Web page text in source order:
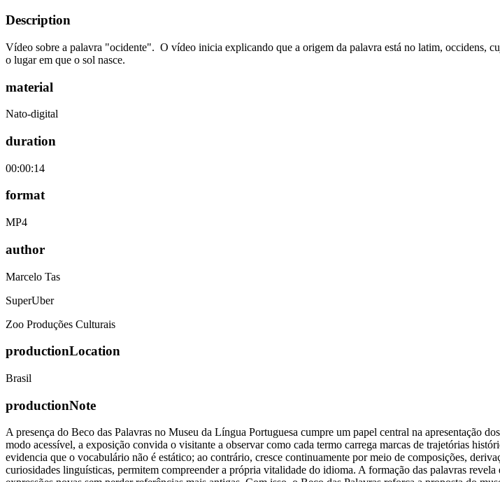
Description
Vídeo sobre a palavra "ocidente". O vídeo inicia explicando que a origem da palavra está no latim, occidens,
o lugar em que o sol nasce.
material
Nato-digital
duration
00:00:14
format
MP4
author
Marcelo Tas
SuperUber
Zoo Produções Culturais
productionLocation
Brasil
productionNote
A presença do Beco das Palavras no Museu da Língua Portuguesa cumpre um papel central na apresentação
modo acessível, a exposição convida o visitante a observar como cada termo carrega marcas de trajetórias
evidencia que o vocabulário não é estático; ao contrário, cresce continuamente por meio de composições,
curiosidades linguísticas, permitem compreender a própria vitalidade do idioma. A formação das palavras